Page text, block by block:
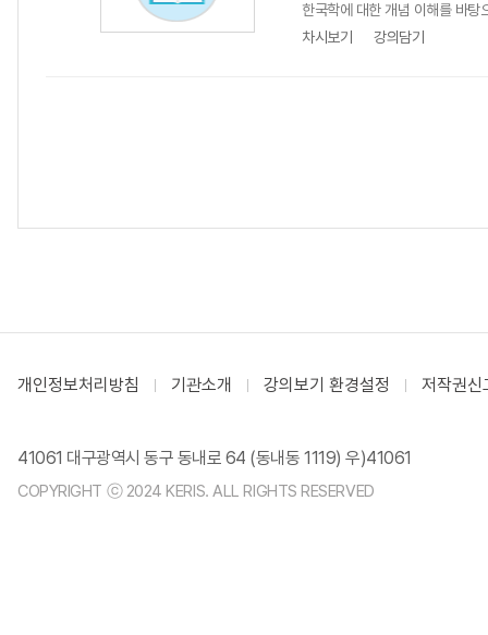
한국학에 대한 개념 이해를 바탕
차시보기
강의담기
개인정보처리방침 기관소개 강의보기 환경설정 저작권신
41061 대구광역시 동구 동내로 64 (동내동 1119) 우)41061
COPYRIGHT ⓒ 2024 KERIS. ALL RIGHTS RESERVED